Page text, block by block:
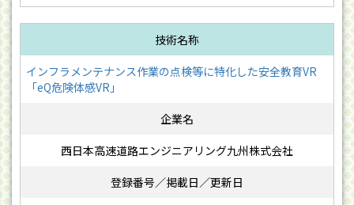
インフラメンテナンス作業の点検等に特化した安全教育VR
「eQ危険体感VR」
西日本高速道路エンジニアリング九州株式会社